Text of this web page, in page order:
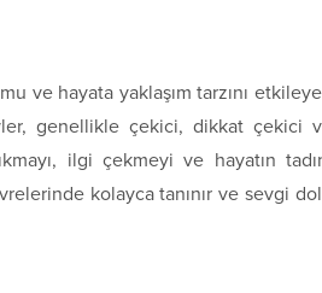
ve hayata yaklaşım tarzını
genellikle çekici, dikkat çekici
ilgi çekmeyi ve hayatın
kolayca tanınır ve sevgi